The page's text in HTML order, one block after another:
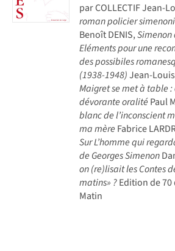
par COLLECTIF Jean-
roman policier
Benoît DENIS,Simenon
Eléments pour une
des possibiles
(1938-1948)Jean-Louis
Maigret se met à table :
dévorante oralitéPaul
blanc de l’inconscient
ma mère Fabrice
Sur L’homme qui
de Georges Simenon
on (re)lisait les Contes
matins» ?Edition de
Matin